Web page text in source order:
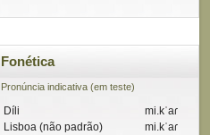
Fonética
Pronúncia indicativa (em teste)
Díli
mi.kˈaɾ
Lisboa (não padrão)
mi.kˈaɾ